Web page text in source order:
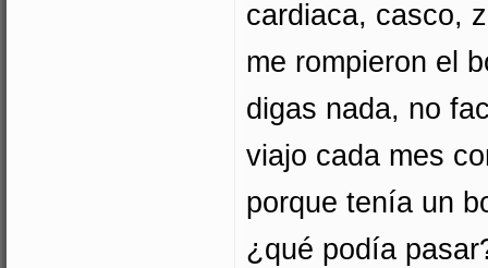
cardiaca, casco,
me rompieron el
digas nada, no
viajo cada mes
porque tenía un
¿qué podía